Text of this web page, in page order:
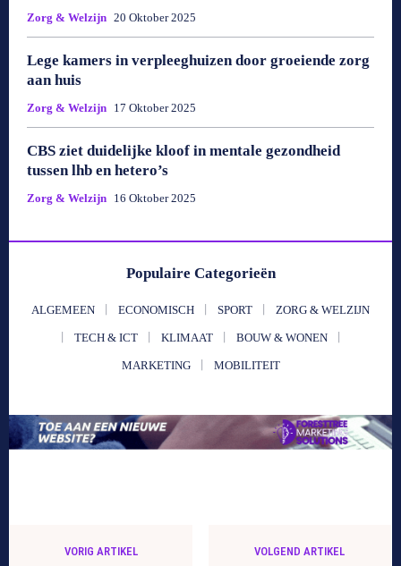
Zorg & Welzijn 20 Oktober 2025
Lege kamers in verpleeghuizen door groeiende zorg
aan huis
Zorg & Welzijn 17 Oktober 2025
CBS ziet duidelijke kloof in mentale gezondheid
tussen lhb en hetero’s
Zorg & Welzijn 16 Oktober 2025
Populaire Categorieën
ALGEMEEN ECONOMISCH SPORT ZORG & WELZIJN
TECH & ICT KLIMAAT BOUW & WONEN
MARKETING MOBILITEIT
VORIG ARTIKEL VOLGEND ARTIKEL